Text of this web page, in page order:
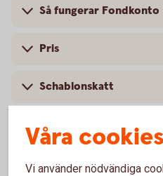
Så fungerar Fondkonto
Pris
Schablonskatt
Villkor och mer
Vad är nytt i villkoren?
Våra
Vi använder nödvändiga